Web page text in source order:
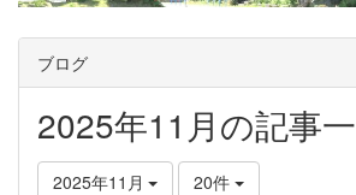
ブログ
2025年11月の記事
2025年11月 20件